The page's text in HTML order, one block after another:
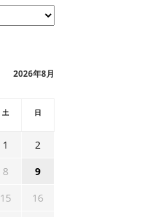
2026年8月
土 日
1
2
8
9
15
16